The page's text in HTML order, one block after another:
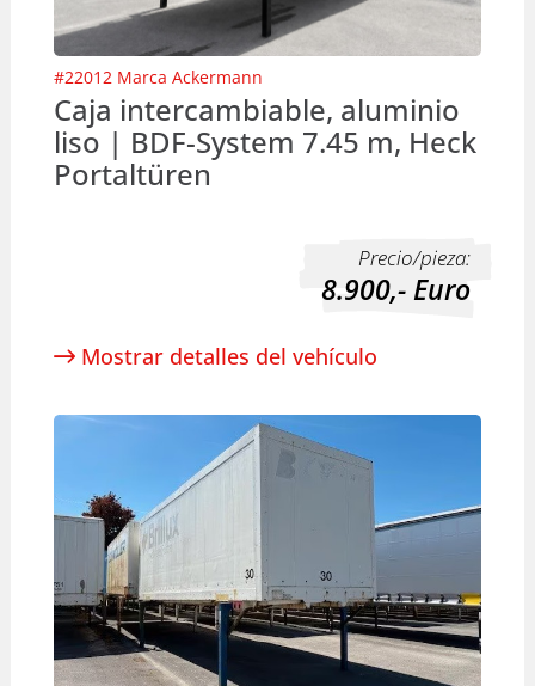
#22012Marca Ackermann
Caja intercambiable, aluminio
liso | BDF-System 7.45 m, Heck
Portaltüren
Precio/pieza:
8.900,-Euro
Mostrar detalles del vehículo